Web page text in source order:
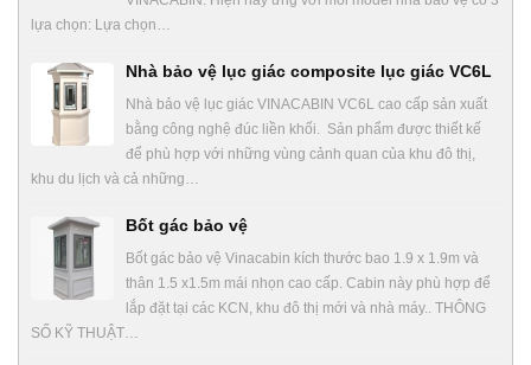
lựa chọn: Lựa chọn…
Nhà bảo vệ lục giác composite lục giác VC6L
Nhà bảo vệ lục giác VINACABIN VC6L cao cấp sản xuất
bằng công nghệ đúc liền khối. Sản phẩm được thiết kế
để phù hợp với những vùng cảnh quan của khu đô thị,
khu du lịch và cả những…
Bốt gác bảo vệ
Bốt gác bảo vệ Vinacabin kích thước bao 1.9 x 1.9m và
thân 1.5 x1.5m mái nhọn cao cấp. Cabin này phù hợp để
lắp đặt tại các KCN, khu đô thị mới và nhà máy.. THÔNG
SỐ KỸ THUẬT…